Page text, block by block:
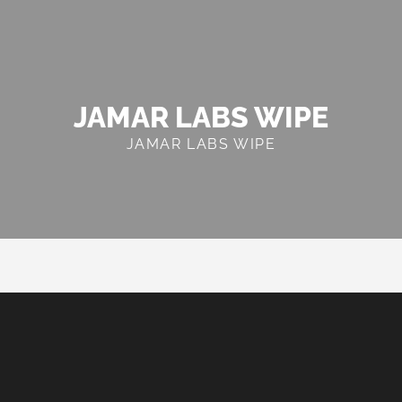
JAMAR LABS WIPE
JAMAR LABS WIPE